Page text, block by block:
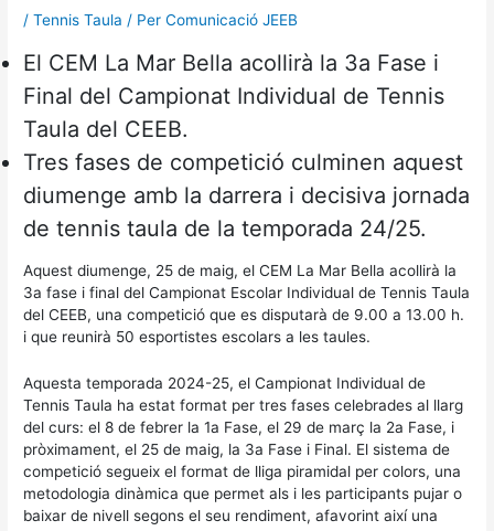
/Tennis Taula / Per Comunicació JEEB
El CEM La Mar Bella acollirà la 3a Fase i
Final del Campionat Individual de Tennis
Taula del CEEB.
Tres fases de competició culminen aquest
diumenge amb la darrera i decisiva jornada
de tennis taula de la temporada 24/25.
Aquest diumenge, 25 de maig, el CEM La Mar Bella acollirà la
3a fase i final del Campionat Escolar Individual de Tennis Taula
del CEEB, una competició que es disputarà de 9.00 a 13.00 h.
i que reunirà 50 esportistes escolars a les taules.
Aquesta temporada 2024-25, el Campionat Individual de
Tennis Taula ha estat format per tres fases celebrades al llarg
del curs: el 8 de febrer la 1a Fase, el 29 de març la 2a Fase, i
pròximament, el 25 de maig, la 3a Fase i Final. El sistema de
competició segueix el format de lliga piramidal per colors, una
metodologia dinàmica que permet als i les participants pujar o
baixar de nivell segons el seu rendiment, afavorint així una